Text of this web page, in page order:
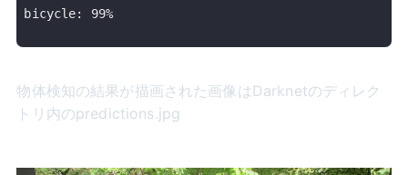
bicycle: 99%
物体検知の結果が描画された画像はDarknetのディレク
トリ内のpredictions.jpg